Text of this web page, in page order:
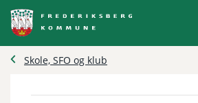
Skole, SFO og klub